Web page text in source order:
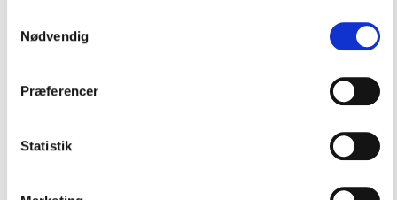
Nødvendig
Præferencer
Statistik
organisationer med et ønske om at undersøge deres
”Der er ingen tvivl om, at andre børne- og
et indblik i, hvordan man kan opbygge en
lederuddannelse, og hvordan man kan arbejde med